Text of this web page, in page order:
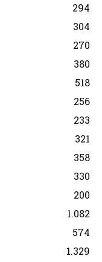
294
304
270
380
518
256
233
321
358
330
200
1.082
574
1.329